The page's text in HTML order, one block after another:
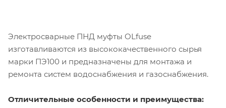
Электросварные ПНД муфты OLfuse
изготавливаются из высококачественного сырья
марки ПЭ100 и предназначены для монтажа и
ремонта систем водоснабжения и газоснабжения.
Отличительные особенности и преимущества: